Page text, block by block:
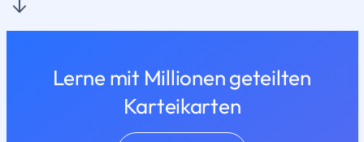
Lerne mit Millionen geteilten
Karteikarten